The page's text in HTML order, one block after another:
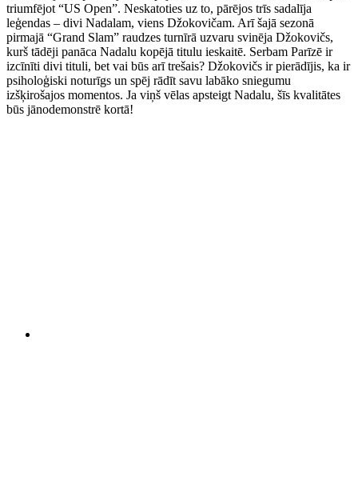
triumfējot “US Open”. Neskatoties uz to, pārējos trīs sadalīja
leģendas – divi Nadalam, viens Džokovičam. Arī šajā sezonā
pirmajā “Grand Slam” raudzes turnīrā uzvaru svinēja Džokovičs,
kurš tādēji panāca Nadalu kopējā titulu ieskaitē. Serbam Parīzē ir
izcīnīti divi tituli, bet vai būs arī trešais? Džokovičs ir pierādījis, ka ir
psiholoģiski noturīgs un spēj rādīt savu labāko sniegumu
izšķirošajos momentos. Ja viņš vēlas apsteigt Nadalu, šīs kvalitātes
būs jānodemonstrē kortā!